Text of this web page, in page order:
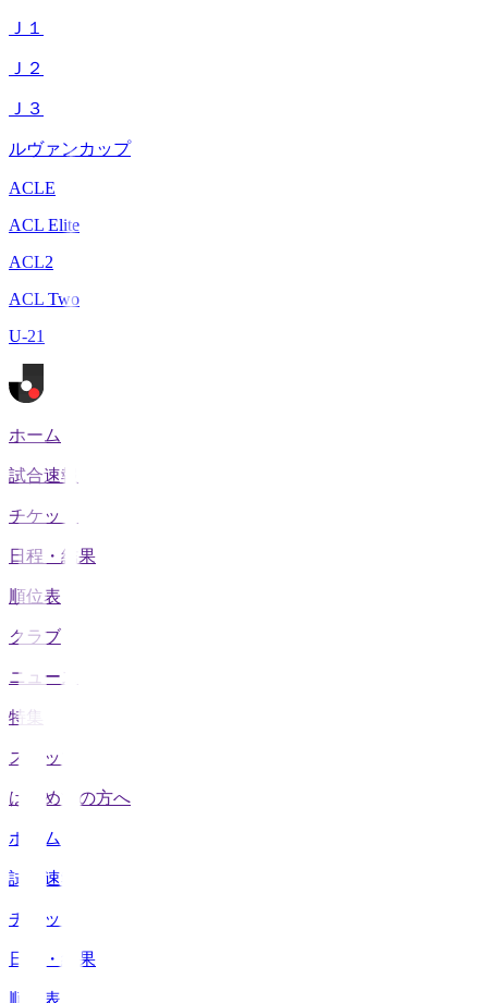
Ｊ１
Ｊ２
Ｊ３
ルヴァンカップ
ACLE
ACL Elite
ACL2
ACL Two
U-21
ホーム
試合速報
チケット
日程・結果
順位表
クラブ
ニュース
特集
スタッツ
はじめての方へ
ホーム
試合速報
チケット
日程・結果
順位表